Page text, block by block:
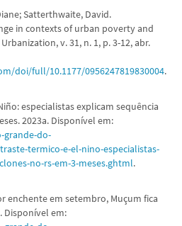
Satterthwaite, David.
in contexts of urban poverty and
v. 31, n. 1, p. 3-12, abr.
doi/full/10.1177/0956247819830004.
especialistas explicam sequência
2023a. Disponível em:
do-
termico-e-el-nino-especialistas-
no-rs-em-3-meses.ghtml.
enchente em setembro, Muçum fica
Disponível em: